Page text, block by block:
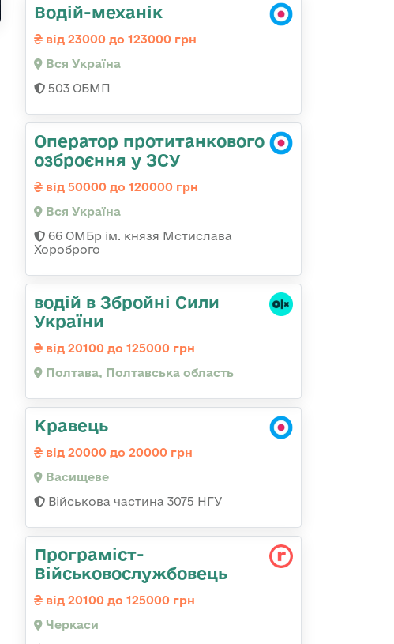
Водій-механік
від 23000 до 123000 грн
Вся Україна
503 ОБМП
Оператор протитанкового
озброєння у ЗСУ
від 50000 до 120000 грн
Вся Україна
66 ОМБр ім. князя Мстислава
Хороброго
водій в Збройні Сили
України
від 20100 до 125000 грн
Полтава, Полтавська область
Кравець
від 20000 до 20000 грн
Васищеве
Військова частина 3075 НГУ
Програміст-
Військовослужбовець
від 20100 до 125000 грн
Черкаси